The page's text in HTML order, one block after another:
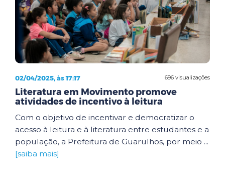
696 visualizações
02/04/2025, às 17:17
Literatura em Movimento promove
atividades de incentivo à leitura
Com o objetivo de incentivar e democratizar o
acesso à leitura e à literatura entre estudantes e a
população, a Prefeitura de Guarulhos, por meio ...
[saiba mais]